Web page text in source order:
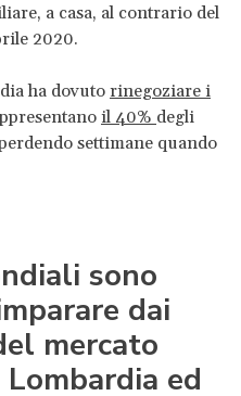
a casa, al contrario del
2020.
ha dovuto rinegoziare i
il 40% degli
settimane quando
sono
dai
mercato
ed